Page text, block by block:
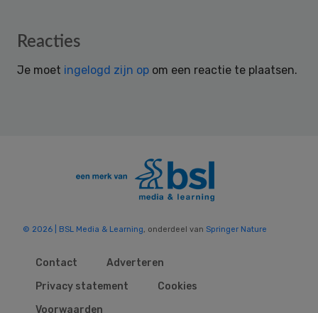
Reader
Reacties
Je moet ingelogd zijn op om een reactie te plaatsen.
© 2026 | BSL Media & Learning , onderdeel van Springer Nature
Contact
Adverteren
Privacy statement
Cookies
Voorwaarden